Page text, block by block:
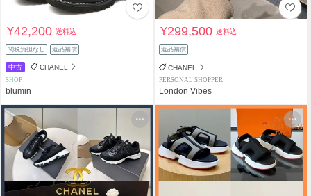
¥42,200送料込
関税負担なし 返品補償
中古 CHANEL
SHOP
blumin
¥299,500送料込
返品補償
CHANEL
PERSONAL SHOPPER
London Vibes